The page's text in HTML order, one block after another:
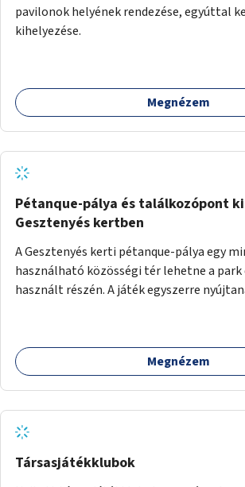
pavilonok helyének rendezése, egyúttal
kihelyezése.
Megnézem
Pétanque-pálya és találkozópont
Gesztenyés kertben
A Gesztenyés kerti pétanque-pálya egy
használható közösségi tér lehetne a park
használt részén. A játék egyszerre
autizmussal vagy demenciával élő
Megnézem
Társasjátékklubok